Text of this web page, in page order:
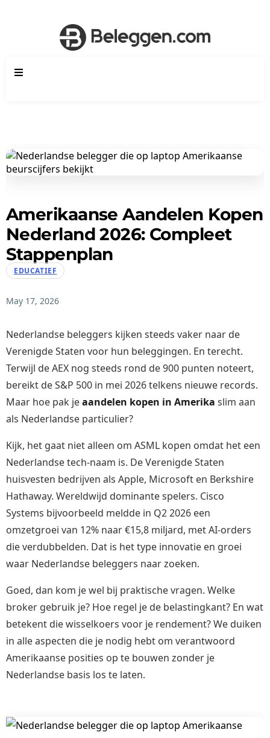
Amerikaanse Aandelen Kopen
Nederland 2026: Compleet
Stappenplan
EDUCATIEF
May 17, 2026
Nederlandse beleggers kijken steeds vaker naar de
Verenigde Staten voor hun beleggingen. En terecht.
Terwijl de AEX nog steeds rond de 900 punten noteert,
bereikt de S&P 500 in mei 2026 telkens nieuwe records.
Maar hoe pak jeaandelen kopen in Amerika slim aan
als Nederlandse particulier?
Kijk, het gaat niet alleen om ASML kopen omdat het een
Nederlandse tech-naam is. De Verenigde Staten
huisvesten bedrijven als Apple, Microsoft en Berkshire
Hathaway. Wereldwijd dominante spelers. Cisco
Systems bijvoorbeeld meldde in Q2 2026 een
omzetgroei van 12% naar €15,8 miljard, met AI-orders
die verdubbelden. Dat is het type innovatie en groei
waar Nederlandse beleggers naar zoeken.
Goed, dan kom je wel bij praktische vragen. Welke
broker gebruik je? Hoe regel je de belastingkant? En wat
betekent die wisselkoers voor je rendement? We duiken
in alle aspecten die je nodig hebt om verantwoord
Amerikaanse posities op te bouwen zonder je
Nederlandse basis los te laten.